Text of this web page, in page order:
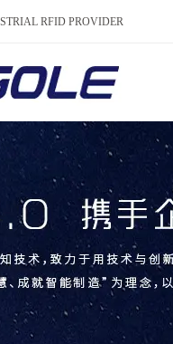
RFID PROVIDER